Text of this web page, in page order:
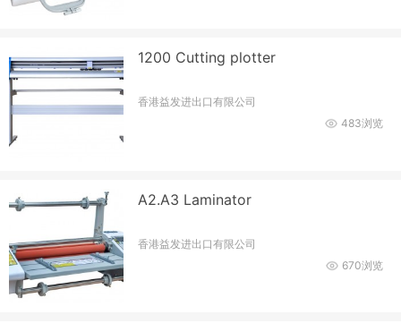
1200 Cutting plotter
香港益发进出口有限公司
483浏览
A2.A3 Laminator
香港益发进出口有限公司
670浏览